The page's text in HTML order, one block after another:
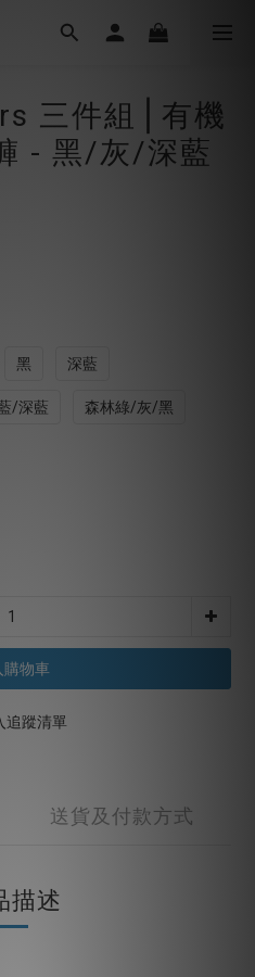
三件組⎪有機
- 黑/灰/深藍
黑 深藍
/深藍 森林綠/灰/黑
購物車
追蹤清單
送貨及付款方式
描述